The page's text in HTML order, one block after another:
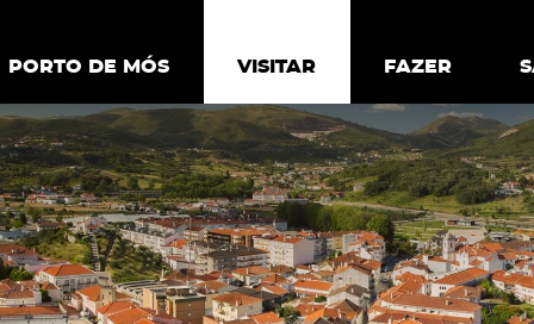
PORTO DE MÓS
VISITAR
PORTO DE MÓS VISITAR FAZER